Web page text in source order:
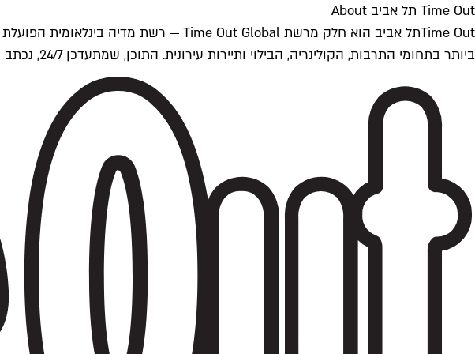
Time Out תל אביב About
ביותר בתחומי התרבות, הקולינריה, הבילוי ותיירות עירונית. התוכן, שמתעדכן 24/7, נכתב ונערך על ידי צוות עיתונאים מקצועי מקומי בישראל, בהתאם לסטנדרטים של Time Out העולמית.